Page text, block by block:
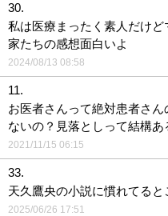
30.
私は医療まったく素人だけ
家たちの感想面白いよ
2024/08/13 08:58
11.
お医者さんって絶対患者さ
ないの？見落としって結構あ
2021/11/15 06:15
33.
天久鷹央の小説に慣れてると
2025/06/26 17:51